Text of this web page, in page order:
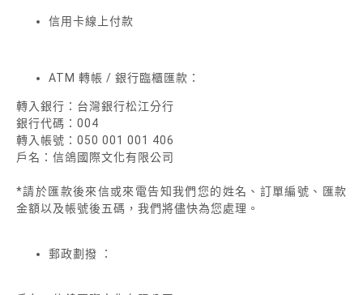
信用卡線上付款
ATM 轉帳 / 銀行臨櫃匯款：
轉入銀行：台灣銀行松江分行
銀行代碼：004
轉入帳號：050 001 001 406
戶名：信鴿國際文化有限公司
*請於匯款後來信或來電告知我們您的姓名、訂單編號、匯款
金額以及帳號後五碼，我們將儘快為您處理。
郵政劃撥 ：